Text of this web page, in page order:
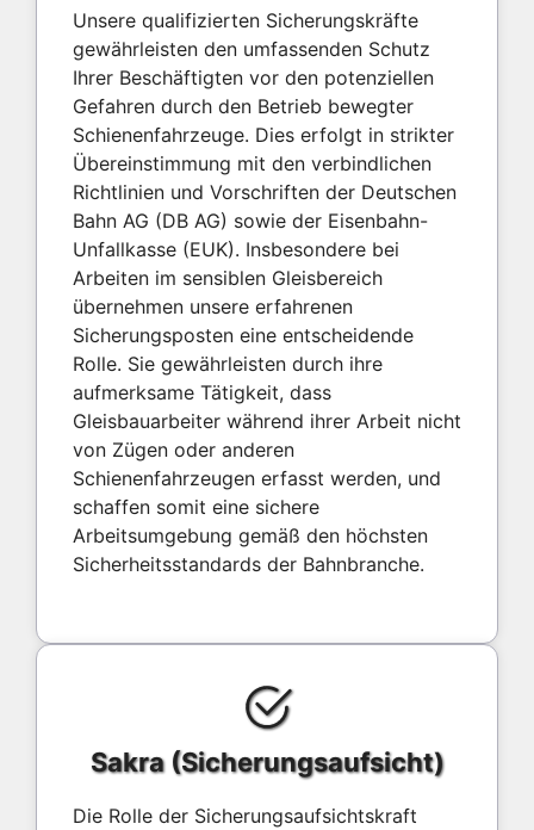
Unsere qualifizierten Sicherungskräfte
gewährleisten den umfassenden Schutz
Ihrer Beschäftigten vor den potenziellen
Gefahren durch den Betrieb bewegter
Schienenfahrzeuge. Dies erfolgt in strikter
Übereinstimmung mit den verbindlichen
Richtlinien und Vorschriften der Deutschen
Bahn AG (DB AG) sowie der Eisenbahn-
Unfallkasse (EUK). Insbesondere bei
Arbeiten im sensiblen Gleisbereich
übernehmen unsere erfahrenen
Sicherungsposten eine entscheidende
Rolle. Sie gewährleisten durch ihre
aufmerksame Tätigkeit, dass
Gleisbauarbeiter während ihrer Arbeit nicht
von Zügen oder anderen
Schienenfahrzeugen erfasst werden, und
schaffen somit eine sichere
Arbeitsumgebung gemäß den höchsten
Sicherheitsstandards der Bahnbranche.
Sakra (Sicherungsaufsicht)
Die Rolle der Sicherungsaufsichtskraft